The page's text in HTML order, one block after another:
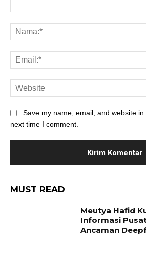
Save my name, email, and website
next time I comment.
MUST READ
Meutya Hafid
Informasi
Ancaman